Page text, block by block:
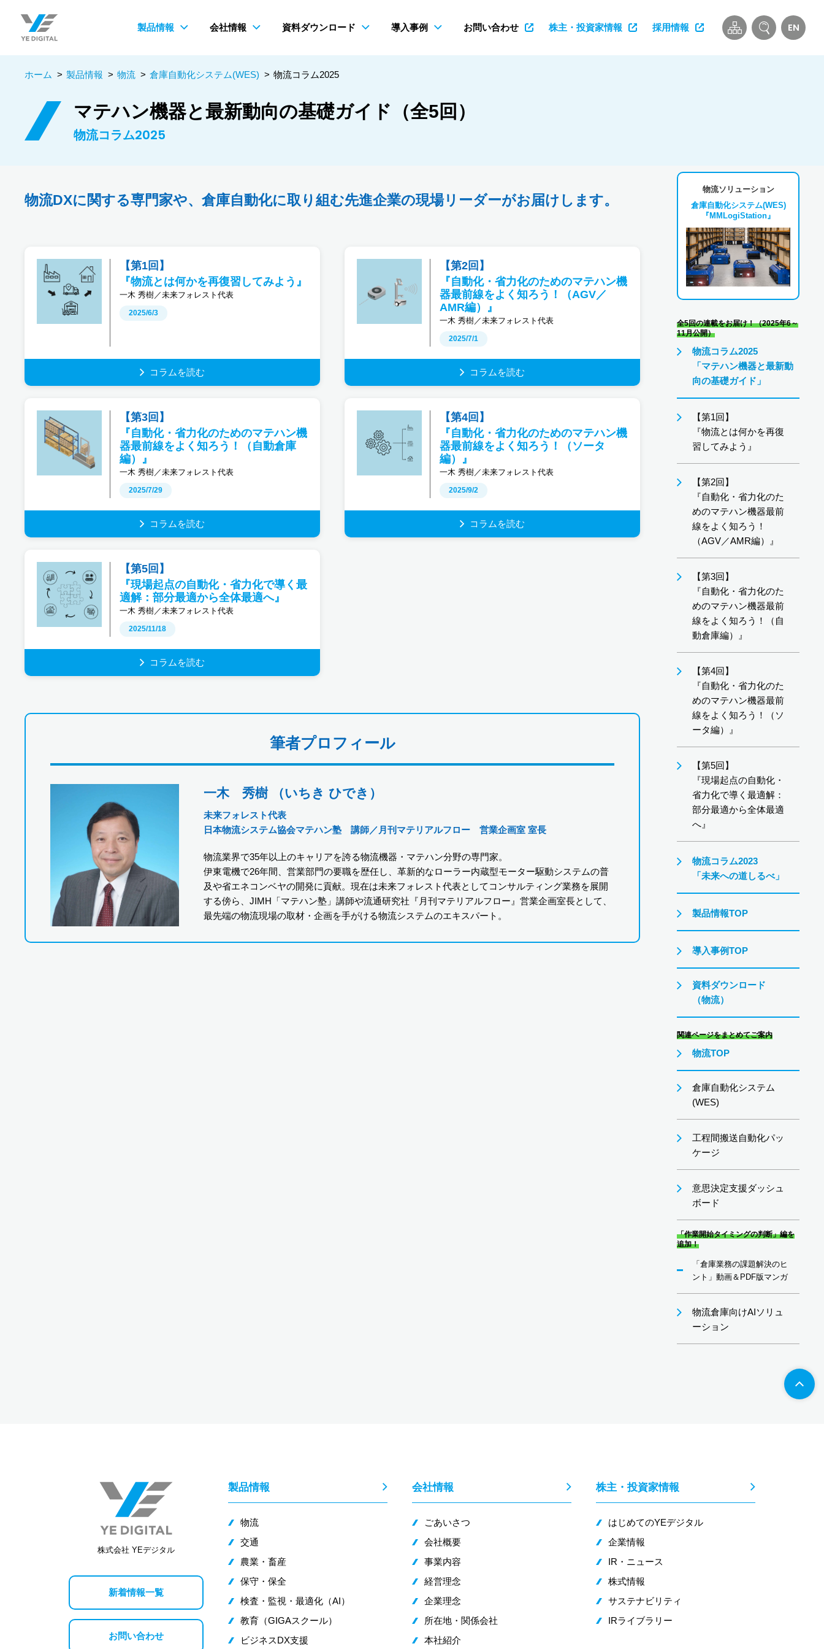
製品情報 会社情報 資料ダウンロード 導入事例 お問い合わせ 株主・投資家情報 採用情報 EN
ホーム > 製品情報 > 物流 > 倉庫自動化システム(WES) > 物流コラム2025
マテハン機器と最新動向の基礎ガイド（全5回）
物流コラム2025
物流DXに関する専門家や、倉庫自動化に取り組む先進企業の現場リーダーがお届けします。
【第1回】
『物流とは何かを再復習してみよう』
一木 秀樹／未来フォレスト代表
2025/6/3
コラムを読む
【第2回】
『自動化・省力化のためのマテハン機
器最前線をよく知ろう！（AGV／
AMR編）』
一木 秀樹／未来フォレスト代表
2025/7/1
コラムを読む
【第3回】
『自動化・省力化のためのマテハン機
器最前線をよく知ろう！（自動倉庫
編）』
一木 秀樹／未来フォレスト代表
2025/7/29
コラムを読む
【第4回】
『自動化・省力化のためのマテハン機
器最前線をよく知ろう！（ソータ
編）』
一木 秀樹／未来フォレスト代表
2025/9/2
コラムを読む
【第5回】
『現場起点の自動化・省力化で導く最
適解：部分最適から全体最適へ』
一木 秀樹／未来フォレスト代表
2025/11/18
コラムを読む
筆者プロフィール
一木 秀樹 （いちき ひでき）
未来フォレスト代表
日本物流システム協会マテハン塾 講師／月刊マテリアルフロー 営業企画室 室長
物流業界で35年以上のキャリアを誇る物流機器・マテハン分野の専門家。
伊東電機で26年間、営業部門の要職を歴任し、革新的なローラー内蔵型モーター駆動システムの普
及や省エネコンベヤの開発に貢献。現在は未来フォレスト代表としてコンサルティング業務を展開
する傍ら、JIMH「マテハン塾」講師や流通研究社『月刊マテリアルフロー』営業企画室長として、
最先端の物流現場の取材・企画を手がける物流システムのエキスパート。
物流ソリューション
倉庫自動化システム(WES)
『MMLogiStation』
全5回の連載をお届け！（2025年6～
11月公開）
物流コラム2025
「マテハン機器と最新動
向の基礎ガイド」
【第1回】
『物流とは何かを再復
習してみよう』
【第2回】
『自動化・省力化のた
めのマテハン機器最前
線をよく知ろう！
（AGV／AMR編）』
【第3回】
『自動化・省力化のた
めのマテハン機器最前
線をよく知ろう！（自
動倉庫編）』
【第4回】
『自動化・省力化のた
めのマテハン機器最前
線をよく知ろう！（ソ
ータ編）』
【第5回】
『現場起点の自動化・
省力化で導く最適解：
部分最適から全体最適
へ』
物流コラム2023
「未来への道しるべ」
製品情報TOP
導入事例TOP
資料ダウンロード
（物流）
関連ページをまとめてご案内
物流TOP
倉庫自動化システム
(WES)
工程間搬送自動化パッ
ケージ
意思決定支援ダッシュ
ボード
「作業開始タイミングの判断」編を
追加！
「倉庫業務の課題解決のヒ
ント」動画＆PDF版マンガ
物流倉庫向けAIソリュ
ーション
株式会社 YEデジタル
新着情報一覧
お問い合わせ
製品情報
物流
交通
農業・畜産
保守・保全
検査・監視・最適化（AI）
教育（GIGAスクール）
ビジネスDX支援
会社情報
ごあいさつ
会社概要
事業内容
経営理念
企業理念
所在地・関係会社
本社紹介
株主・投資家情報
はじめてのYEデジタル
企業情報
IR・ニュース
株式情報
サステナビリティ
IRライブラリー